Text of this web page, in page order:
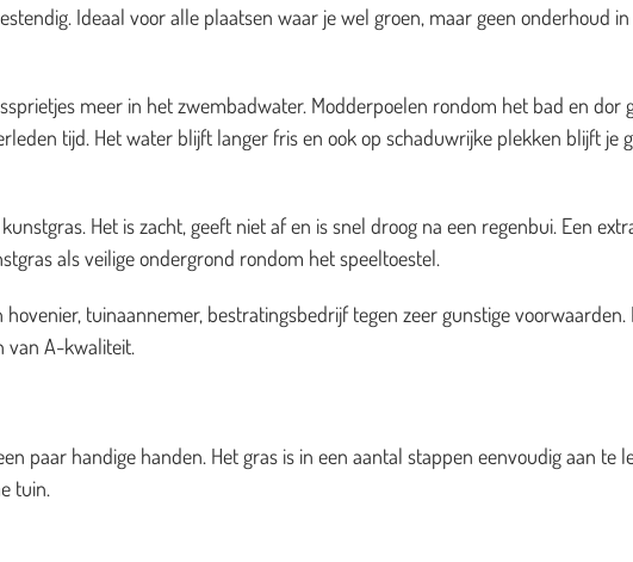
Ideaal voor alle plaatsen waar je wel groen, maar geen onderhoud in
meer in het zwembadwater. Modderpoelen rondom het bad en dor
tijd. Het water blijft langer fris en ook op schaduwrijke plekken blijft je
Het is zacht, geeft niet af en is snel droog na een regenbui. Een
als veilige ondergrond rondom het speeltoestel.
tuinaannemer, bestratingsbedrijf tegen zeer gunstige voorwaarden.
van A-kwaliteit.
paar handige handen. Het gras is in een aantal stappen eenvoudig aan te
tuin.